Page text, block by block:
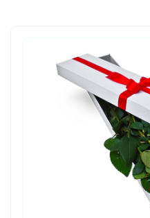
ceva deosebit, uite o idee:
sunt o surpriză frumoasă